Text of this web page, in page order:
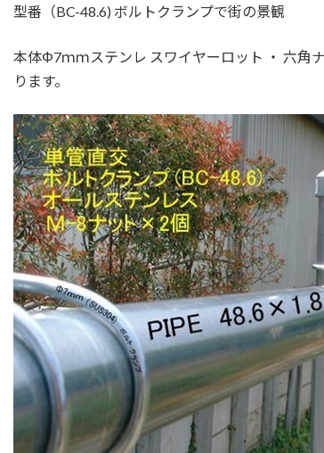
型番（BC-48.6) ボルトクランプで街の景観
本体Φ7ｍｍステンレ スワイヤーロット ・ 六角
ります。